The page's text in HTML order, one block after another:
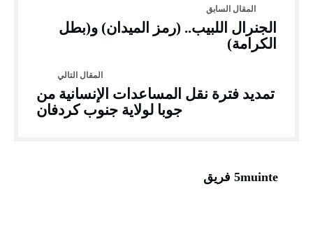
الجنرال اللبيب.. (رمز الميدان) و(بطل
الكرامة)
تمديد فترة نقل المساعدات الإنسانية من
جوبا لولاية جنوب كردفان
5muinte فريق